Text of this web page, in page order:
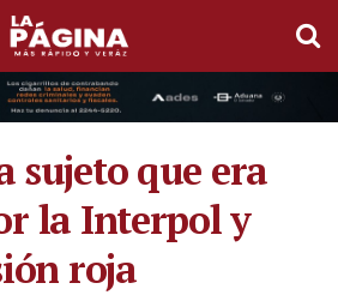
sujeto que era
la Interpol y
roja